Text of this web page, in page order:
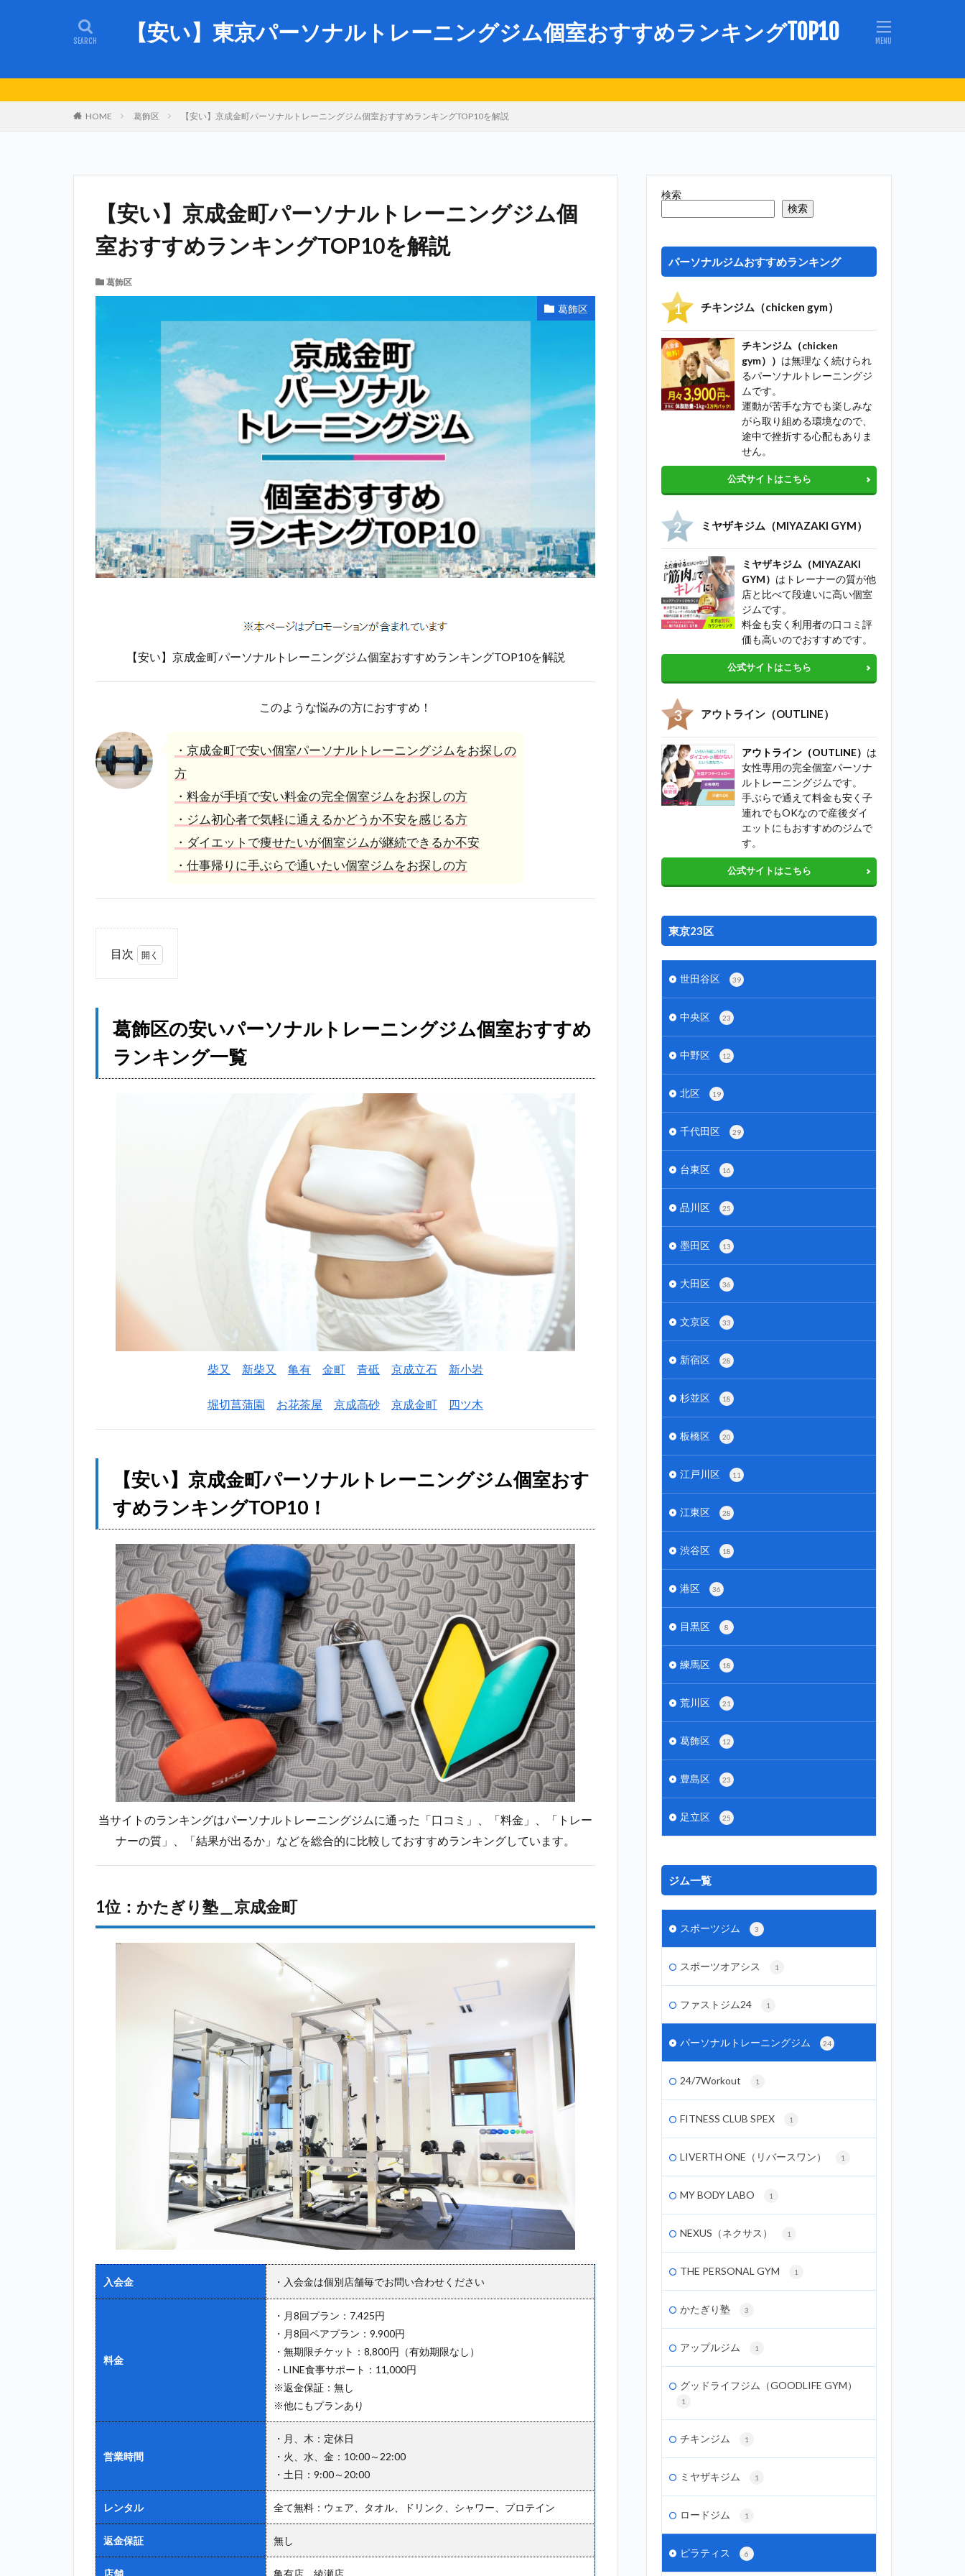
【安い】東京パーソナルトレーニングジム個室おすすめランキングTOP10
HOME 葛飾区 【安い】京成金町パーソナルトレーニングジム個室おすすめランキングTOP10を解説
【安い】京成金町パーソナルトレーニングジム個
室おすすめランキングTOP10を解説
葛飾区
葛飾区
【安い】京成金町パーソナルトレーニングジム個室おすすめランキングTOP10を解説
このような悩みの方におすすめ！
・京成金町で安い個室パーソナルトレーニングジムをお探しの
方
・料金が手頃で安い料金の完全個室ジムをお探しの方
・ジム初心者で気軽に通えるかどうか不安を感じる方
・ダイエットで痩せたいが個室ジムが継続できるか不安
・仕事帰りに手ぶらで通いたい個室ジムをお探しの方
目次
区
の
安
い
パ
め
グ
【安
い】京成
金町パー
ソナルト
レーニン
グジム個
室おすす
めランキ
ング
1位：
かた
ぎり
塾＿
京成
金町
2.2
2位：
ミヤザキジ
ム
GYM）＿京
成金町
2.3
3位：
＿京成金町
位：ラスタ
（Lastyle）
＿京成金町
ィインパ
クトプラ
＿京成金
位：ファ
（FURDI）
2.9
ビヨンド
（BEYOND）
＿京成金町
葛飾区の安いパーソナルトレーニングジム個室おすすめ
ランキング一覧
柴又 新柴又 亀有 金町 青砥 京成立石 新小岩
堀切菖蒲園 お花茶屋 京成高砂 京成金町 四ツ木
【安い】京成金町パーソナルトレーニングジム個室おす
すめランキングTOP10！
当サイトのランキングはパーソナルトレーニングジムに通った「口コミ」、「料金」、「トレー
ナーの質」、「結果が出るか」などを総合的に比較しておすすめランキングしています。
1位：かたぎり塾＿京成金町
入会金 ・入会金は個別店舗毎でお問い合わせください
料金
・月8回プラン：7.425円
・月8回ペアプラン：9.900円
・無期限チケット：8,800円（有効期限なし）
・LINE食事サポート：11,000円
※返金保証：無し
※他にもプランあり
営業時間
・月、木：定休日
・火、水、金：10:00～22:00
・土日：9:00～20:00
レンタル 全て無料：ウェア、タオル、ドリンク、シャワー、プロテイン
返金保証 無し
店舗 亀有店、綾瀬店
検索
検索
パーソナルジムおすすめランキング
チキンジム（chicken gym）
チキンジム（chicken
gym）） は無理なく続けられ
るパーソナルトレーニングジ
ムです。
運動が苦手な方でも楽しみな
がら取り組める環境なので、
途中で挫折する心配もありま
せん。
公式サイトはこちら
ミヤザキジム（MIYAZAKI GYM）
ミヤザキジム（MIYAZAKI
GYM） はトレーナーの質が他
店と比べて段違いに高い個室
ジムです。
料金も安く利用者の口コミ評
価も高いのでおすすめです。
公式サイトはこちら
アウトライン（OUTLINE）
アウトライン（OUTLINE） は
女性専用の完全個室パーソナ
ルトレーニングジムです。
手ぶらで通えて料金も安く子
連れでもOKなので産後ダイ
エットにもおすすめのジムで
す。
公式サイトはこちら
東京23区
世田谷区 39
中央区 23
中野区 12
北区 19
千代田区 29
台東区 16
品川区 25
墨田区 13
大田区 36
文京区 33
新宿区 28
杉並区 18
板橋区 20
江戸川区 11
江東区 28
渋谷区 18
港区 36
目黒区 8
練馬区 18
荒川区 21
葛飾区 12
豊島区 23
足立区 25
ジム一覧
スポーツジム 3
スポーツオアシス 1
ファストジム24 1
パーソナルトレーニングジム 24
24/7Workout 1
FITNESS CLUB SPEX 1
LIVERTH ONE（リバースワン） 1
MY BODY LABO 1
NEXUS（ネクサス） 1
THE PERSONAL GYM 1
かたぎり塾 3
アップルジム 1
グッドライフジム（GOODLIFE GYM）
1
チキンジム 1
ミヤザキジム 1
ロードジム 1
ピラティス 6